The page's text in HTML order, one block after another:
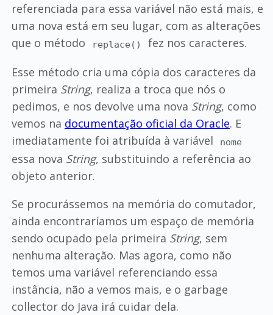
referenciada para essa variável não está mais, e
uma nova está em seu lugar, com as alterações
que o método
replace()
fez nos caracteres.
Esse método cria uma cópia dos caracteres da
primeira String, realiza a troca que nós o
pedimos, e nos devolve uma nova String, como
vemos na documentação oficial da Oracle. E
imediatamente foi atribuída à variável
nome
essa nova String, substituindo a referência ao
objeto anterior.
Se procurássemos na memória do comutador,
ainda encontraríamos um espaço de memória
sendo ocupado pela primeira String, sem
nenhuma alteração. Mas agora, como não
temos uma variável referenciando essa
instância, não a vemos mais, e o garbage
collector do Java irá cuidar dela.